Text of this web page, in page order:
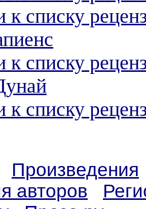
к списку
к списку
к списку
Произведения
авторов